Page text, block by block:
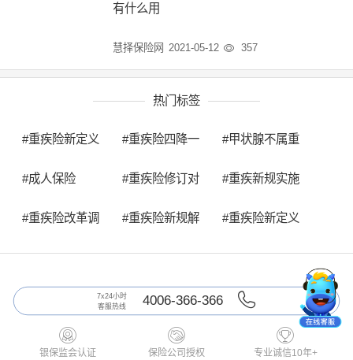
有什么用
慧择保险网 2021-05-12  357
热门标签
#重疾险新定义
#重疾险四降一
#甲状腺不属重
#成人保险
#重疾险修订对
#重疾新规实施
#重疾险改革调
#重疾险新规解
#重疾险新定义
7x24小时
客服热线
4006-366-366

银保监会认证

保险公司授权

专业诚信10年+